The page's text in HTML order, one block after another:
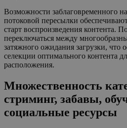
Возможности заблаговременного
потоковой пересылки
старт воспроизведения контента.
переключаться между
затяжного ожидания загрузки, что
селекции оптимального контента
расположения.
Множественность
стриминг, забавы,
социальные ресурсы